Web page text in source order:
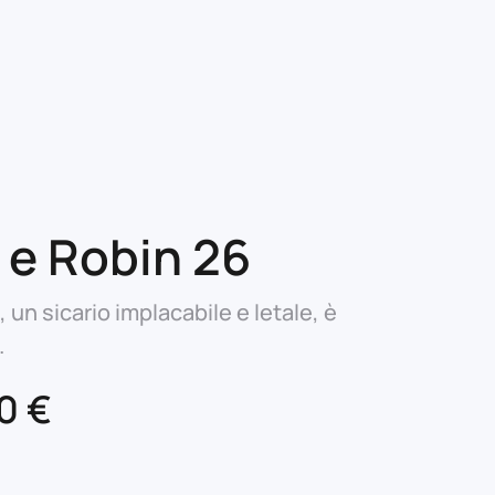
Robin 26
un sicario implacabile e letale, è
€